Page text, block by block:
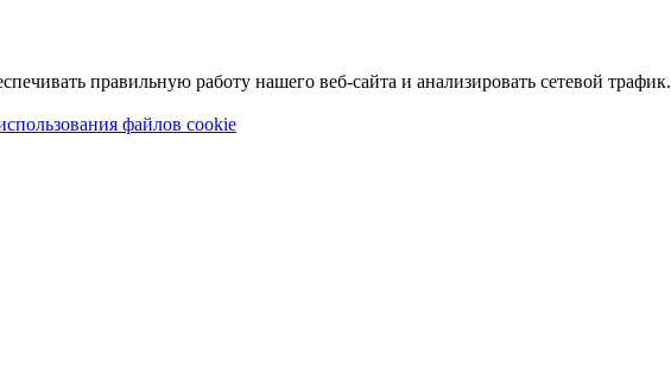
правильную работу нашего веб-сайта и анализировать сетевой трафик.
файлов cookie